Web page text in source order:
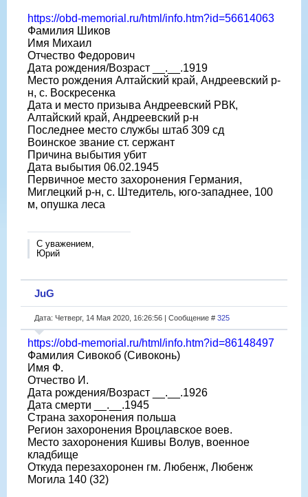
https://obd-memorial.ru/html/info.htm?id=56614063
Фамилия Шиков
Имя Михаил
Отчество Федорович
Дата рождения/Возраст __.__.1919
Место рождения Алтайский край, Андреевский р-
н, с. Воскресенка
Дата и место призыва Андреевский РВК,
Алтайский край, Андреевский р-н
Последнее место службы штаб 309 сд
Воинское звание ст. сержант
Причина выбытия убит
Дата выбытия 06.02.1945
Первичное место захоронения Германия,
Миглецкий р-н, с. Штедитель, юго-западнее, 100
м, опушка леса
С уважением,
Юрий
JuG
Дата: Четверг, 14 Мая 2020, 16:26:56 | Сообщение # 325
https://obd-memorial.ru/html/info.htm?id=86148497
Фамилия Сивокоб (Сивоконь)
Имя Ф.
Отчество И.
Дата рождения/Возраст __.__.1926
Дата смерти __.__.1945
Страна захоронения польша
Регион захоронения Вроцлавское воев.
Место захоронения Кшивы Волув, военное
кладбище
Откуда перезахоронен гм. Любенж, Любенж
Могила 140 (32)